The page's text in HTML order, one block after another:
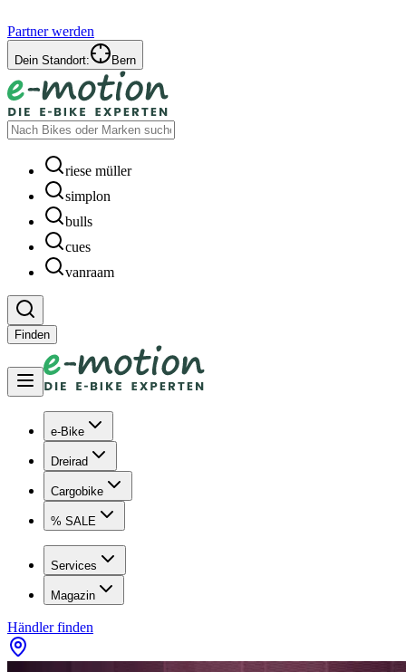
Partner werden
Dein Standort: Bern
riese müller
simplon
bulls
cues
vanraam
Finden
e-Bike
Dreirad
Cargobike
% SALE
Services
Magazin
Händler finden